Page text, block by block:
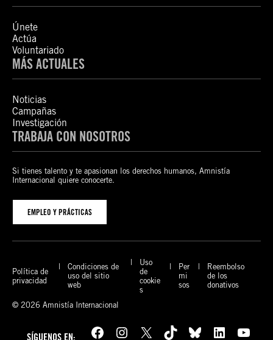
Únete
Actúa
Voluntariado
MÁS ACTUALES
Noticias
Campañas
Investigación
TRABAJA CON NOSOTROS
Si tienes talento y te apasionan los derechos humanos, Amnistía
Internacional quiere conocerte.
EMPLEO Y PRÁCTICAS
Política de
privacidad
Condiciones de
uso del sitio
web
Uso
de
cookie
s
Per
mi
sos
Reembolso
de los
donativos
© 2026 Amnistía Internacional
SÍGUENOS EN: Facebook Instagram X TikTok Bluesky LinkedIn YouTube